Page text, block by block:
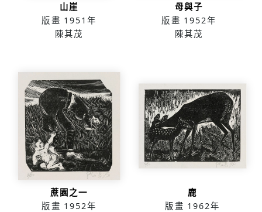
山崖
版畫 1951年
陳其茂
母與子
版畫 1952年
陳其茂
蔗園之一
版畫 1952年
鹿
版畫 1962年